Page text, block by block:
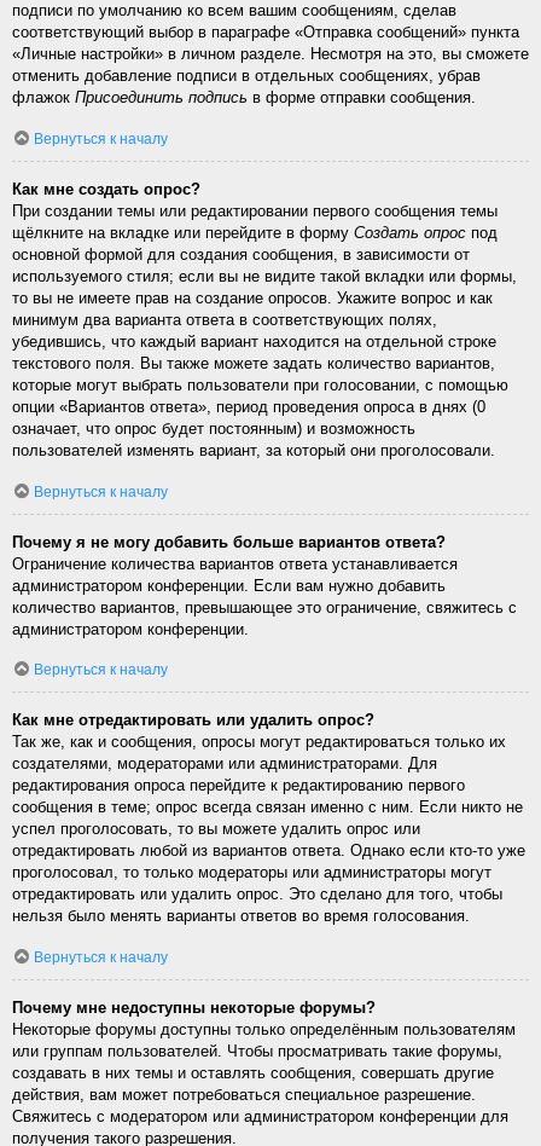
подписи по умолчанию ко всем вашим сообщениям, сделав
соответствующий выбор в параграфе «Отправка сообщений» пункта
«Личные настройки» в личном разделе. Несмотря на это, вы сможете
отменить добавление подписи в отдельных сообщениях, убрав
флажок Присоединить подпись в форме отправки сообщения.
Вернуться к началу
Как мне создать опрос?
При создании темы или редактировании первого сообщения темы
щёлкните на вкладке или перейдите в форму Создать опрос под
основной формой для создания сообщения, в зависимости от
используемого стиля; если вы не видите такой вкладки или формы,
то вы не имеете прав на создание опросов. Укажите вопрос и как
минимум два варианта ответа в соответствующих полях,
убедившись, что каждый вариант находится на отдельной строке
текстового поля. Вы также можете задать количество вариантов,
которые могут выбрать пользователи при голосовании, с помощью
опции «Вариантов ответа», период проведения опроса в днях (0
означает, что опрос будет постоянным) и возможность
пользователей изменять вариант, за который они проголосовали.
Вернуться к началу
Почему я не могу добавить больше вариантов ответа?
Ограничение количества вариантов ответа устанавливается
администратором конференции. Если вам нужно добавить
количество вариантов, превышающее это ограничение, свяжитесь с
администратором конференции.
Вернуться к началу
Как мне отредактировать или удалить опрос?
Так же, как и сообщения, опросы могут редактироваться только их
создателями, модераторами или администраторами. Для
редактирования опроса перейдите к редактированию первого
сообщения в теме; опрос всегда связан именно с ним. Если никто не
успел проголосовать, то вы можете удалить опрос или
отредактировать любой из вариантов ответа. Однако если кто-то уже
проголосовал, то только модераторы или администраторы могут
отредактировать или удалить опрос. Это сделано для того, чтобы
нельзя было менять варианты ответов во время голосования.
Вернуться к началу
Почему мне недоступны некоторые форумы?
Некоторые форумы доступны только определённым пользователям
или группам пользователей. Чтобы просматривать такие форумы,
создавать в них темы и оставлять сообщения, совершать другие
действия, вам может потребоваться специальное разрешение.
Свяжитесь с модератором или администратором конференции для
получения такого разрешения.